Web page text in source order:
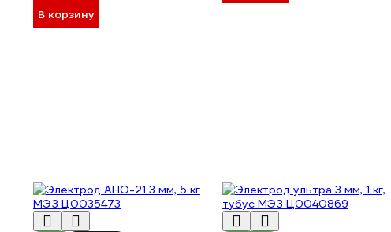
В корзину